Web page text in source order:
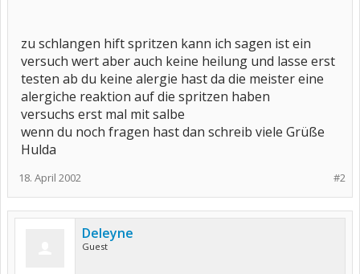
zu schlangen hift spritzen kann ich sagen ist ein
versuch wert aber auch keine heilung und lasse erst
testen ab du keine alergie hast da die meister eine
alergiche reaktion auf die spritzen haben
versuchs erst mal mit salbe
wenn du noch fragen hast dan schreib viele Grüße
Hulda
#2
18. April 2002
Deleyne
Guest